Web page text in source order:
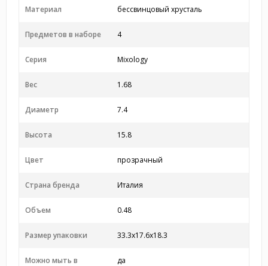
Материал бессвинцовый хрусталь
Предметов в наборе 4
Серия Mixology
Вес 1.68
Диаметр 7.4
Высота 15.8
Цвет прозрачный
Страна бренда Италия
Объем 0.48
Размер упаковки 33.3x17.6x18.3
Можно мыть в
да